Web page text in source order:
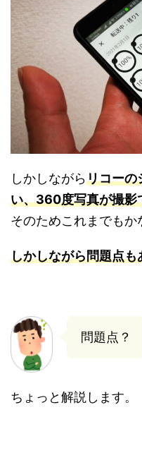
しかしながらリコーの
い、360度写真が撮影
そのためこれまでもか
しかしながら問題点も
問題点？
ちょっと解説します。